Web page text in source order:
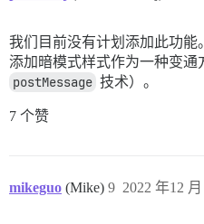
我们目前没有计划添加此功
添加暗模式样式作为一种变通
postMessage 技术）。
7 个赞
mikeguo (Mike) 2022 年12
9